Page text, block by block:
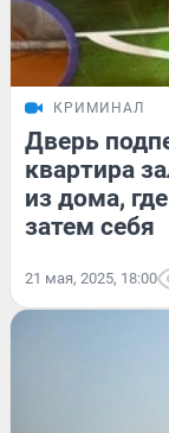
КРИМИНАЛ
Дверь
квартира
из дома,
затем себя
21 мая, 2025, 18:00